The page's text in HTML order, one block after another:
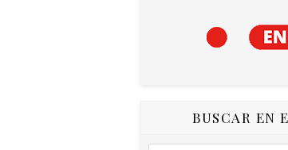
BUSCAR EN